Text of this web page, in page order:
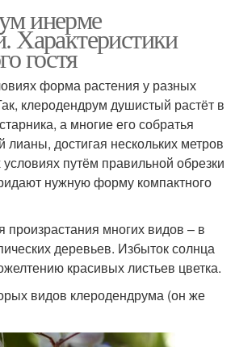
инерме
Характеристики
гостя
форма растения у разных
клеродендрум душистый растёт в
а многие его собратья
лианы, достигая нескольких метров
путём правильной обрезки
нужную форму компактного
многих видов – в
деревьев. Избыток солнца
красивых листьев цветка.
видов клеродендрума (он же